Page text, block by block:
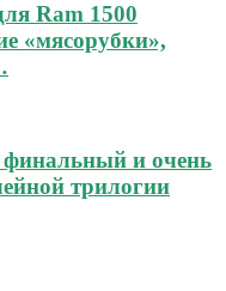
Ram 1500
«мясорубки»,
и очень
трилогии